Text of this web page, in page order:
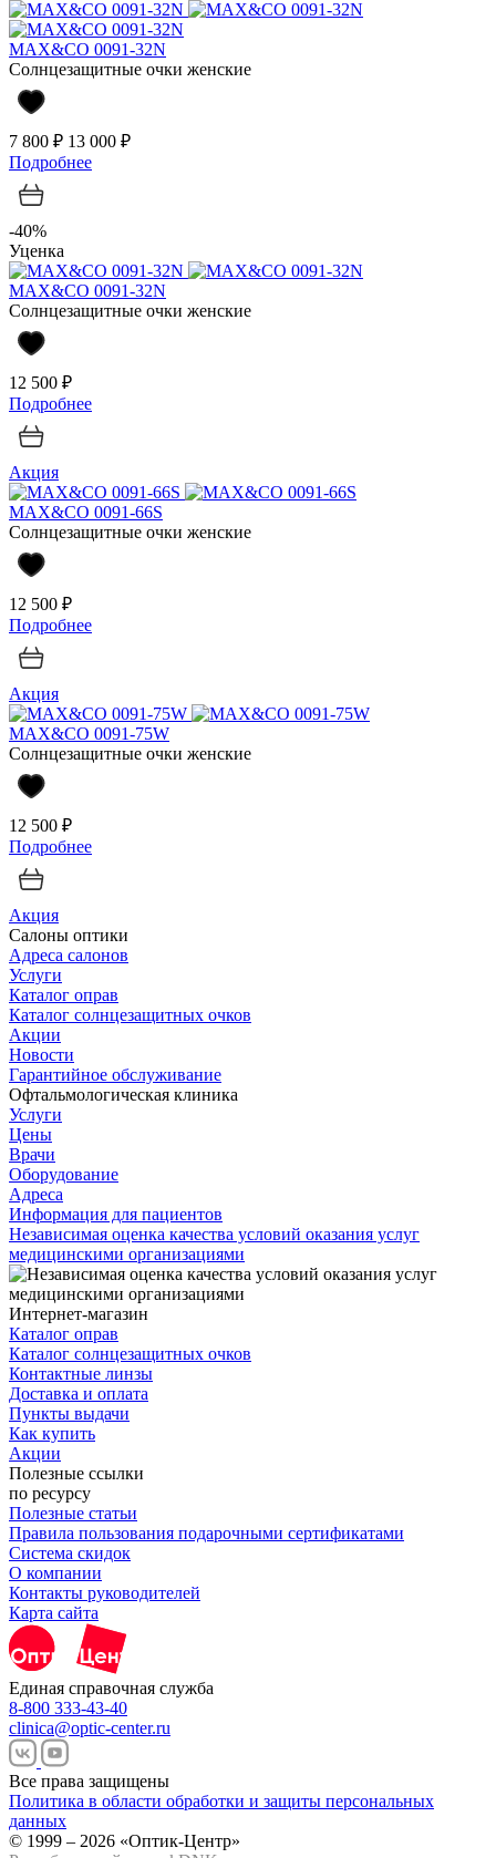
MAX&CO 0091-32N
Солнцезащитные очки женские
7 800 ₽ 13 000 ₽
Подробнее
-40%
Уценка
MAX&CO 0091-32N
Солнцезащитные очки женские
12 500 ₽
Подробнее
Акция
MAX&CO 0091-66S
Солнцезащитные очки женские
12 500 ₽
Подробнее
Акция
MAX&CO 0091-75W
Солнцезащитные очки женские
12 500 ₽
Подробнее
Акция
Салоны оптики
Адреса салонов
Услуги
Каталог оправ
Каталог солнцезащитных очков
Акции
Новости
Гарантийное обслуживание
Офтальмологическая клиника
Услуги
Цены
Врачи
Оборудование
Адреса
Информация для пациентов
Независимая оценка качества условий оказания услуг
медицинскими организациями
Интернет-магазин
Каталог оправ
Каталог солнцезащитных очков
Контактные линзы
Доставка и оплата
Пункты выдачи
Как купить
Акции
Полезные ссылки
по ресурсу
Полезные статьи
Правила пользования подарочными сертификатами
Система скидок
О компании
Контакты руководителей
Карта сайта
Единая справочная служба
8-800 333-43-40
clinica@optic-center.ru
Все права защищены
Политика в области обработки и защиты персональных
данных
© 1999 – 2026 «Оптик-Центр»